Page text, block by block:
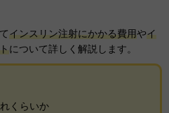
インスリン注射にかかる費用やイ
について詳しく解説します。
くらいか